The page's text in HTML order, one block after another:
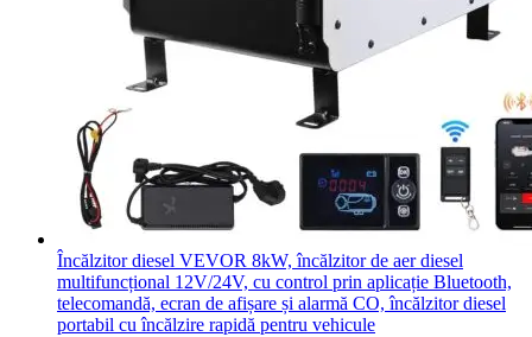
Încălzitor diesel VEVOR 8kW, încălzitor de aer diesel
multifuncțional 12V/24V, cu control prin aplicație Bluetooth,
telecomandă, ecran de afișare și alarmă CO, încălzitor diesel
portabil cu încălzire rapidă pentru vehicule